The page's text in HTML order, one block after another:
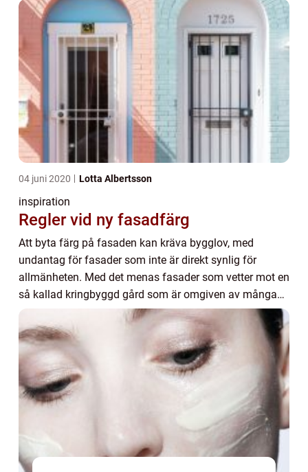
04 juni 2020 Lotta Albertsson
inspiration
Regler vid ny fasadfärg
Att byta färg på fasaden kan kräva bygglov, med
undantag för fasader som inte är direkt synlig för
allmänheten. Med det menas fasader som vetter mot en
så kallad kringbyggd gård som är omgiven av många
byggnader omkring sig. Men om man bor i ett områ...